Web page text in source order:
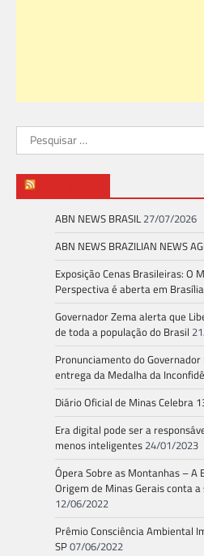
Pesquisar
por:
ABN NEWS BRASIL 27/07/2026
ABN NEWS BRAZILIAN NEWS
Exposição Cenas Brasileiras: O
Perspectiva é aberta em Brasília
Governador Zema alerta que
de toda a população do Brasil
Pronunciamento do
entrega da Medalha da
Diário Oficial de Minas Celebra
Era digital pode ser a
menos inteligentes 24/01/2023
Ópera Sobre as Montanhas – A
Origem de Minas Gerais conta
12/06/2022
Prêmio Consciência Ambiental
SP07/06/2022